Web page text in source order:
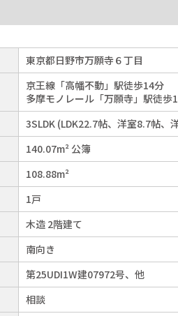
東京都日野市万願寺６丁目
京王線「高幡不動」駅徒歩14分
多摩モノレール「万願寺」駅徒歩
3SLDK (LDK22.7帖、洋室8.7帖、
140.07m² 公簿
108.88m²
1戸
木造 2階建て
南向き
第25UDI1W建07972号、他
相談